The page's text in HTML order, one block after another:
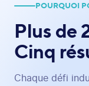
POURQUOI
Plus de
Cinq
Chaque défi